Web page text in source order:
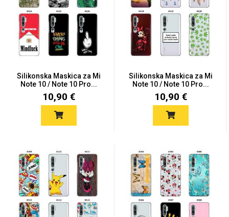
Silikonska Maskica za Mi
Note 10 / Note 10 Pro...
10,90 €
Silikonska Maskica za Mi
Note 10 / Note 10 Pro...
10,90 €